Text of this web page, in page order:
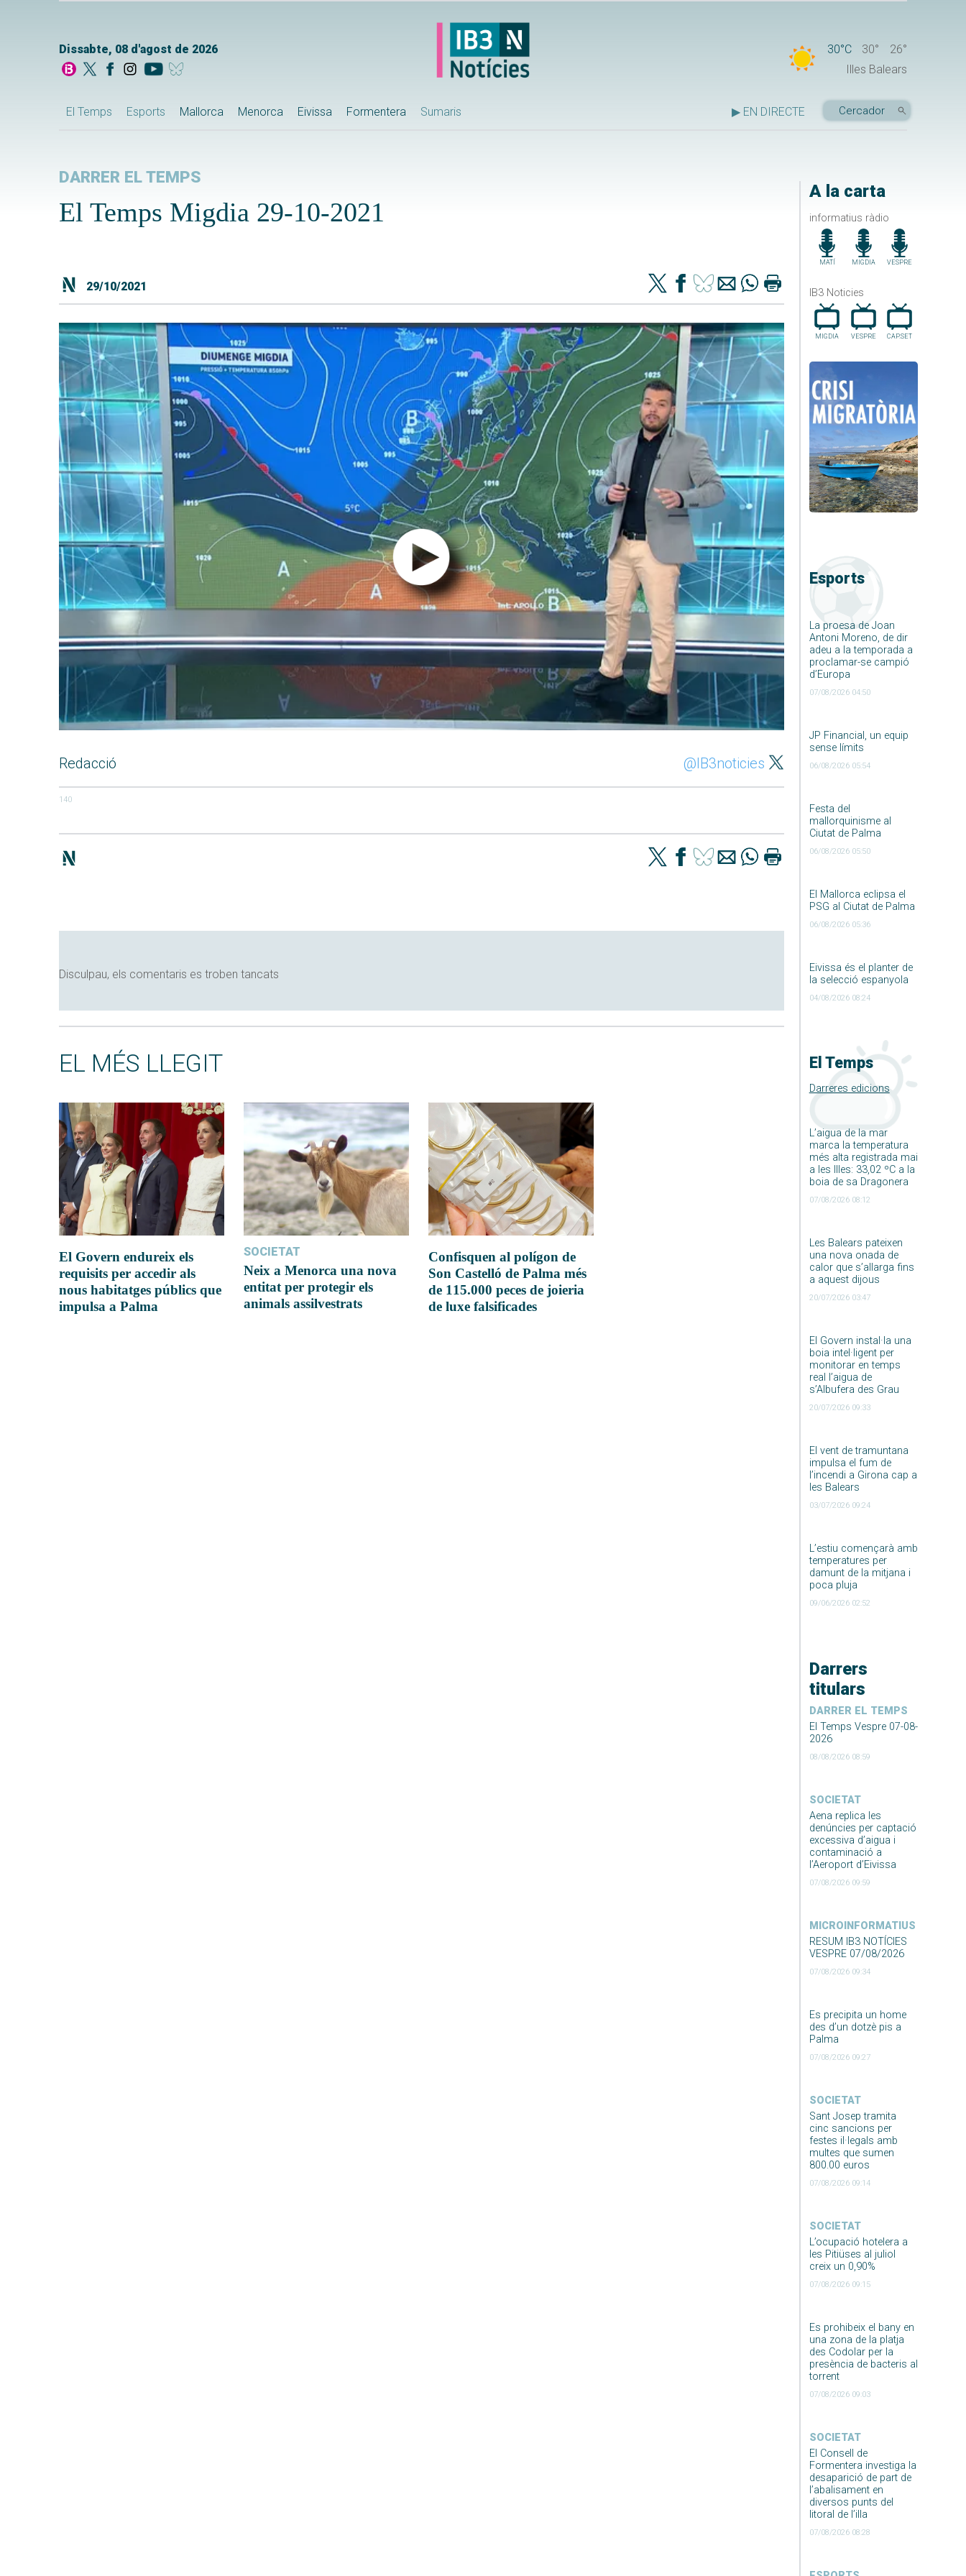
Dissabte, 08 d'agost de 2026 30°C 30°
26°
Illes Balears
El Temps Esports Mallorca Menorca Eivissa Formentera Sumaris ▶ EN DIRECTE
A la carta
informatius ràdio
MATÍ MIGDIA VESPRE
IB3 Noticies
MIGDIA VESPRE CAP.SET
Esports
La proesa de Joan
Antoni Moreno, de dir
adeu a la temporada a
proclamar-se campió
d’Europa
07/08/2026 04:50
JP Financial, un equip
sense límits
06/08/2026 05:54
Festa del
mallorquinisme al
Ciutat de Palma
06/08/2026 05:50
El Mallorca eclipsa el
PSG al Ciutat de Palma
06/08/2026 05:36
Eivissa és el planter de
la selecció espanyola
04/08/2026 08:24
El Temps
Darreres edicions
L’aigua de la mar
marca la temperatura
més alta registrada mai
a les Illes: 33,02 ºC a la
boia de sa Dragonera
07/08/2026 08:12
Les Balears pateixen
una nova onada de
calor que s’allarga fins
a aquest dijous
20/07/2026 03:47
El Govern instal·la una
boia intel·ligent per
monitorar en temps
real l’aigua de
s’Albufera des Grau
20/07/2026 09:33
El vent de tramuntana
impulsa el fum de
l’incendi a Girona cap a
les Balears
03/07/2026 09:24
L’estiu començarà amb
temperatures per
damunt de la mitjana i
poca pluja
09/06/2026 02:52
Darrers
titulars
DARRER EL TEMPS
El Temps Vespre 07-08-
2026
08/08/2026 08:59
SOCIETAT
Aena replica les
denúncies per captació
excessiva d’aigua i
contaminació a
l’Aeroport d’Eivissa
07/08/2026 09:59
MICROINFORMATIUS
RESUM IB3 NOTÍCIES
VESPRE 07/08/2026
07/08/2026 09:34
Es precipita un home
des d’un dotzè pis a
Palma
07/08/2026 09:27
SOCIETAT
Sant Josep tramita
cinc sancions per
festes il·legals amb
multes que sumen
800.00 euros
07/08/2026 09:14
SOCIETAT
L’ocupació hotelera a
les Pitiüses al juliol
creix un 0,90%
07/08/2026 09:15
Es prohibeix el bany en
una zona de la platja
des Codolar per la
presència de bacteris al
torrent
07/08/2026 09:03
SOCIETAT
El Consell de
Formentera investiga la
desaparició de part de
l’abalisament en
diversos punts del
litoral de l’illa
07/08/2026 08:28
DARRER EL TEMPS
El Temps Migdia 29-10-2021
29/10/2021
Redacció @IB3noticies
140
Disculpau, els comentaris es troben tancats
EL MÉS LLEGIT
El Govern endureix els
requisits per accedir als
nous habitatges públics que
impulsa a Palma
SOCIETAT
Neix a Menorca una nova
entitat per protegir els
animals assilvestrats
Confisquen al polígon de
Son Castelló de Palma més
de 115.000 peces de joieria
de luxe falsificades